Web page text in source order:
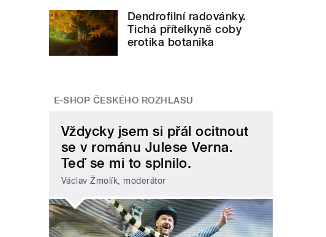
Dendrofilní radovánky.
Tichá přítelkyně coby
erotika botanika
E-SHOP ČESKÉHO ROZHLASU
Vždycky jsem si přál ocitnout
se v románu Julese Verna.
Teď se mi to splnilo.
Václav Žmolík, moderátor